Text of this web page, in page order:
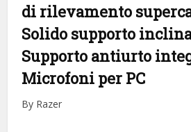
di rilevamento
Solido supporto
Supporto antiurto
Microfoni per PC
By Razer